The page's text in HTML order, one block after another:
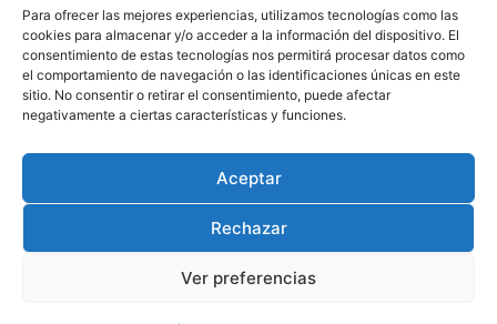
Para ofrecer las mejores experiencias, utilizamos tecnologías como las
cookies para almacenar y/o acceder a la información del dispositivo. El
consentimiento de estas tecnologías nos permitirá procesar datos como
el comportamiento de navegación o las identificaciones únicas en este
sitio. No consentir o retirar el consentimiento, puede afectar
negativamente a ciertas características y funciones.
Aceptar
Rechazar
Ver preferencias
Advertencia
Política de privacidad
Aviso legal
Política de cookies